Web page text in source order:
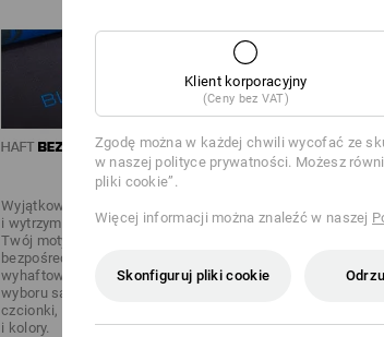
Wyjątkowo elegancka
i wytrzymała technika:
Twój motyw zostanie
bezpośrednio
wyhaftowany – do
wyboru są różne
czcionki, wzory haftów
i kolory.
elastyczność
Twój motyw w formie
odzieży albo przypięty
Klient korporacyjny
(Ceny bez VAT)
Zgodę można w każdej chwili wycofać ze
w naszej polityce prywatności. Możesz
pliki cookie”.
Więcej informacji można znaleźć w naszej
Skonfiguruj pliki cookie